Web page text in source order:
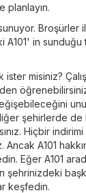
planlayın.
Broşürler
in sunduğu
misiniz?
şehirlerde de
Hiçbir indirimi
A101
Eğer A101
şehrinizdeki
keşfedin.